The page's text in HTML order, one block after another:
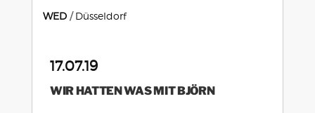
WED Düsseldorf
17.07.19
WIR HATTEN WAS MIT BJÖRN